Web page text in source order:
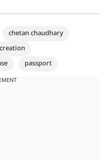
chetan chaudhary
passport